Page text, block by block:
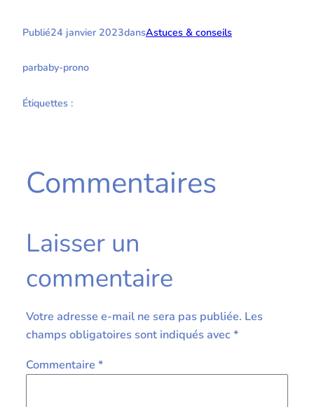
Publié24 janvier 2023dansAstuces & conseils
parbaby-prono
Étiquettes :
Commentaires
Laisser un
commentaire
Votre adresse e-mail ne sera pas publiée. Les
champs obligatoires sont indiqués avec*
Commentaire *